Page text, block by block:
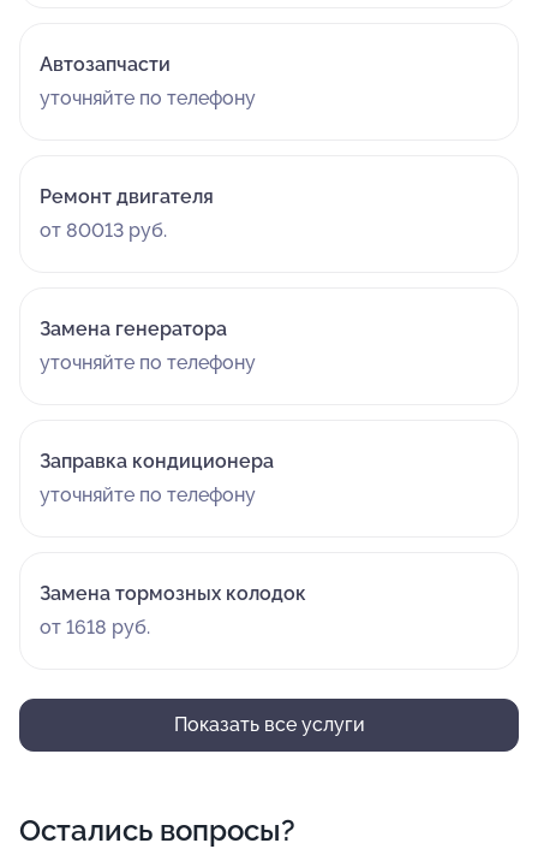
Автозапчасти
уточняйте по телефону
Ремонт двигателя
от 80013 руб.
Замена генератора
уточняйте по телефону
Заправка кондиционера
уточняйте по телефону
Замена тормозных колодок
от 1618 руб.
Показать все услуги
Остались вопросы?